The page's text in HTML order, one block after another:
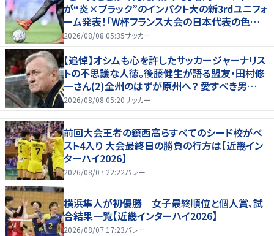
が“炎×ブラック”のインパクト大の新3rdユニフォ
ーム発表！｢W杯フランス大会の日本代表の色違
いを感じさせる｣
2026/08/08 05:35サッカー
【追悼】オシムも心を許したサッカージャーナリス
トの不思議な人徳。後藤健生が語る盟友・田村修
一さん(2)全州のはずが原州へ？ 愛すべき男
の“大迷子”伝説
2026/08/08 05:20サッカー
前回大会王者の鎮西高らすべてのシード校がベ
スト4入り 大会最終日の勝負の行方は【近畿イン
ターハイ2026】
2026/08/07 22:22バレー
横浜隼人が初優勝 女子最終順位と個人賞、試
合結果一覧【近畿インターハイ2026】
2026/08/07 17:23バレー